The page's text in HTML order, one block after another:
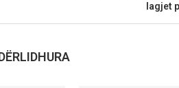
lagjet